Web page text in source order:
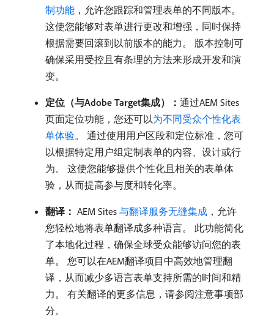
制功能 ，允许您跟踪和管理表单的不同版本。
这使您能够对表单进行更改和增强，同时保持
根据需要回滚到以前版本的能力。 版本控制可
确保采用受控且有条理的方法来形成开发和演
变。
定位（与Adobe Target集成）： ​通过AEM Sites
页面定位功能，您还可以为不同受众个性化表
单体验。 通过使用用户区段和定位标准，您可
以根据特定用户组定制表单的内容、设计或行
为。 这使您能够提供个性化且相关的表单体
验，从而提高参与度和转化率。
翻译： AEM Sites 与翻译服务无缝集成 ，允许
您轻松地将表单翻译成多种语言。 此功能简化
了本地化过程，确保全球受众能够访问您的表
单。 您可以在AEM翻译项目中高效地管理翻
译，从而减少多语言表单支持所需的时间和精
力。 有关翻译的更多信息，请参阅注意事项部
分。